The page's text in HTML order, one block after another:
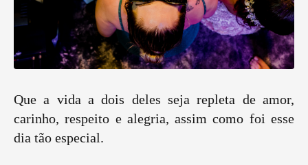
Que a vida a dois deles seja repleta de amor,
carinho, respeito e alegria, assim como foi esse
dia tão especial.